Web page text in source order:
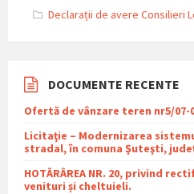
Declarații de avere Consilieri
DOCUMENTE RECENTE
Ofertă de vânzare teren nr5/07-
Licitaţie – Modernizarea
stradal, în comuna Şuteşti,
HOTĂRÂREA NR. 20, privind
venituri și cheltuieli.